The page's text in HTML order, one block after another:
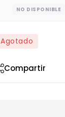
NO DISPONIBLE
Agotado
Compartir